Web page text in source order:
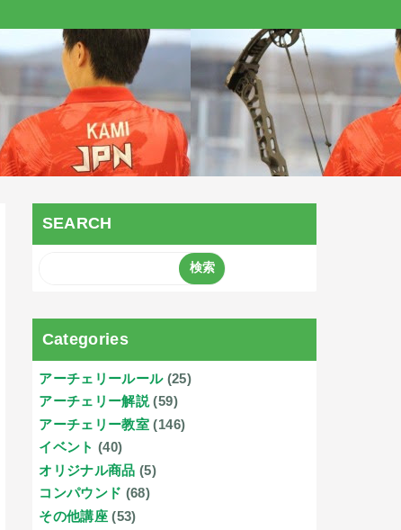
SEARCH
Categories
アーチェリールール (25)
アーチェリー解説 (59)
アーチェリー教室 (146)
イベント (40)
オリジナル商品 (5)
コンパウンド (68)
その他講座 (53)